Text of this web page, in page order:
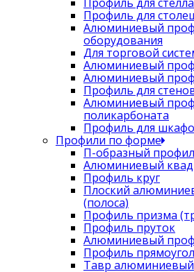
Профиль для
Алюминиевый
оборудования
Для торговой
Алюминиевый
Алюминиевый
Профиль для
Алюминиевый
поликарбоната
Профиль для
Профили по форме
П-образный
Алюминиевый
Профиль круг
Плоский
(полоса)
Профиль призма
Профиль пруток
Алюминиевый
Профиль
Тавр алюминиевый